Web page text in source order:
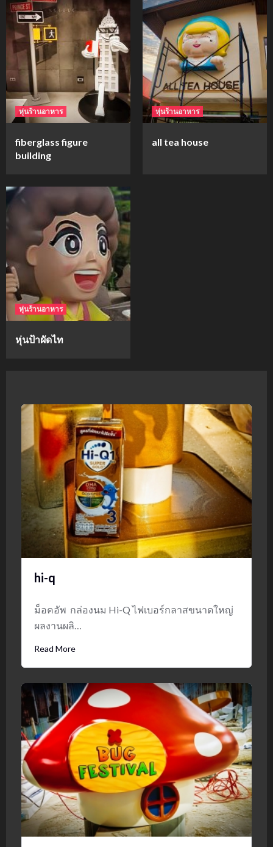
3
soul young
4
mockups
ม็อคอัพขวด bsab
5
ม็อคอัพน้ำมันวังว่าน
หุ่นร้านอาหาร
fiberglass figure
building
หุ่นร้านอาหาร
all tea house
หุ่นร้านอาหาร
หุ่นป้าผัดไท
hi-q
ม็อคอัพ กล่องนม Hi-Q ไฟเบอร์กลาสขนาดใหญ่
ผลงานผลิ…
Read More